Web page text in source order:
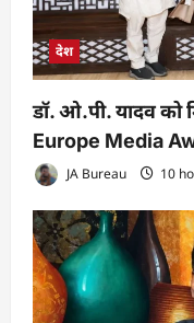
देश
डॉ. ओ.पी. यादव को
Europe Media
JA Bureau 10